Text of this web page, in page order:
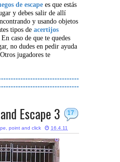
de escape es que estás
y debes salir de allí
y usando objetos
tipos de acertijos
En caso de que te quedes
no dudes en pedir ayuda
jugadores te
17
Escape 3
, point and click 16.4.11